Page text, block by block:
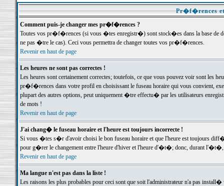
Pr�f�rences
Comment puis-je changer mes pr�f�rences ?
Toutes vos pr�f�rences (si vous �tes enregistr�) sont stock�es dans la base de
ne pas �tre le cas). Ceci vous permettra de changer toutes vos pr�f�rences.
Revenir en haut de page
Les heures ne sont pas correctes !
Les heures sont certainement correctes; toutefois, ce que vous pouvez voir sont
pr�f�rences dans votre profil en choisissant le fuseau horaire qui vous convient,
plupart des autres options, peut uniquement �tre effectu� par les utilisateurs
de mots !
Revenir en haut de page
J'ai chang� le fuseau horaire et l'heure est toujours incorrecte !
Si vous �tes s�r d'avoir choisi le bon fuseau horaire et que l'heure est toujours
pour g�rer le changement entre l'heure d'hiver et l'heure d'�t�; donc, durant
Revenir en haut de page
Ma langue n'est pas dans la liste !
Les raisons les plus probables pour ceci sont que soit l'administrateur n'a pas